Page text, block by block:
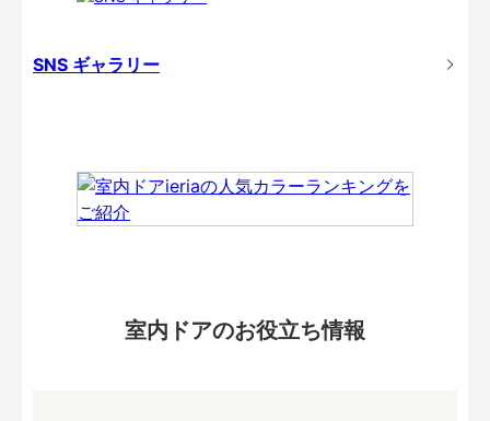
SNS ギャラリー
室内ドアのお役立ち情報